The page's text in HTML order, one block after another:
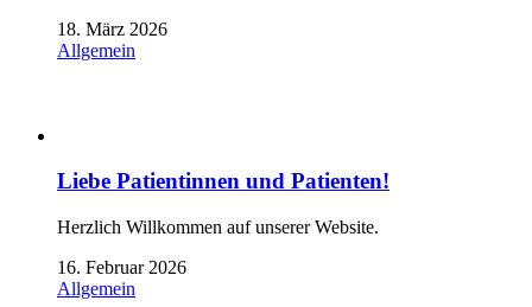
18. März 2026
Allgemein
Liebe Patientinnen und Patienten!
Herzlich Willkommen auf unserer Website.
16. Februar 2026
Allgemein